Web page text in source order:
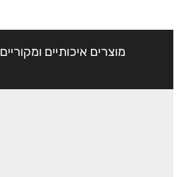
מוצרים איכותיים ומקוריים